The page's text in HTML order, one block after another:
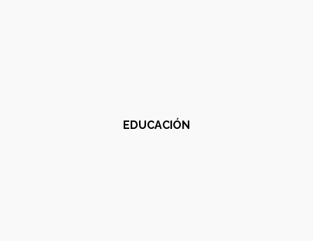
EDUCACIÓN